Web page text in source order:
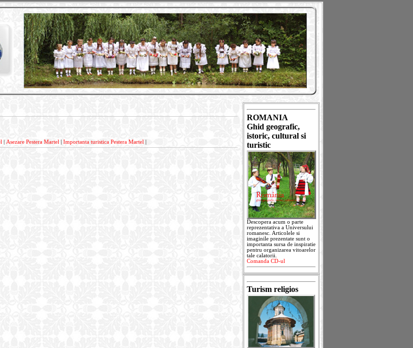
Asezare Pestera Martel Importanta turistica Pestera Martel
ROMANIA
Ghid geografic,
istoric, cultural si
turistic
Descopera acum o parte
reprezentativa a Universului
romanesc. Articolele si
imaginile prezentate sunt o
importanta sursa de inspiratie
pentru organizarea vitoarelor
tale calatorii.
Comanda CD-ul
Turism religios